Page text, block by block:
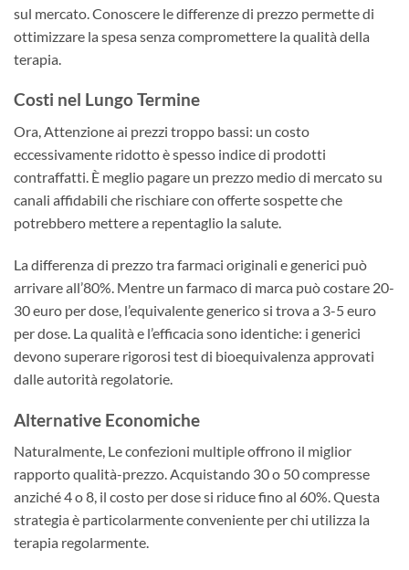
sul mercato. Conoscere le differenze di prezzo permette di
ottimizzare la spesa senza compromettere la qualità della
terapia.
Costi nel Lungo Termine
Ora, Attenzione ai prezzi troppo bassi: un costo
eccessivamente ridotto è spesso indice di prodotti
contraffatti. È meglio pagare un prezzo medio di mercato su
canali affidabili che rischiare con offerte sospette che
potrebbero mettere a repentaglio la salute.
La differenza di prezzo tra farmaci originali e generici può
arrivare all’80%. Mentre un farmaco di marca può costare 20-
30 euro per dose, l’equivalente generico si trova a 3-5 euro
per dose. La qualità e l’efficacia sono identiche: i generici
devono superare rigorosi test di bioequivalenza approvati
dalle autorità regolatorie.
Alternative Economiche
Naturalmente, Le confezioni multiple offrono il miglior
rapporto qualità-prezzo. Acquistando 30 o 50 compresse
anziché 4 o 8, il costo per dose si riduce fino al 60%. Questa
strategia è particolarmente conveniente per chi utilizza la
terapia regolarmente.